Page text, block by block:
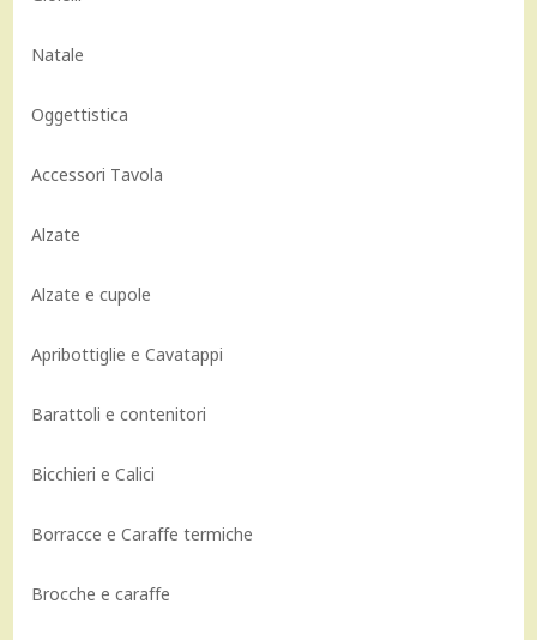
Natale
Oggettistica
Accessori Tavola
Alzate
Alzate e cupole
Apribottiglie e Cavatappi
Barattoli e contenitori
Bicchieri e Calici
Borracce e Caraffe termiche
Brocche e caraffe